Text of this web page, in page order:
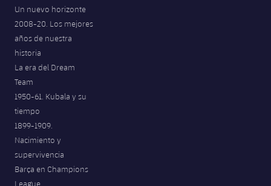
VALORANT Rising
Un nuevo horizonte
2008-20. Los mejores
años de nuestra
historia
La era del Dream
Team
1950-61. Kubala y su
tiempo
1899-1909.
Nacimiento y
supervivencia
Barça en Champions
League